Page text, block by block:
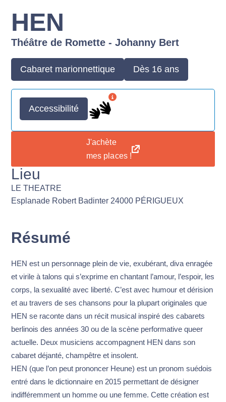
HEN
Théâtre de Romette - Johanny Bert
Cabaret marionnettique Dès 16 ans
Accessibilité
J'achète
mes places !
Lieu
LE THEATRE
Esplanade Robert Badinter 24000 PÉRIGUEUX
Résumé
HEN est un personnage plein de vie, exubérant, diva enragée
et virile à talons qui s’exprime en chantant l’amour, l’espoir, les
corps, la sexualité avec liberté. C’est avec humour et dérision
et au travers de ses chansons pour la plupart originales que
HEN se raconte dans un récit musical inspiré des cabarets
berlinois des années 30 ou de la scène performative queer
actuelle. Deux musiciens accompagnent HEN dans son
cabaret déjanté, champêtre et insolent.
HEN (que l’on peut prononcer Heune) est un pronom suédois
entré dans le dictionnaire en 2015 permettant de désigner
indifféremment un homme ou une femme. Cette création est